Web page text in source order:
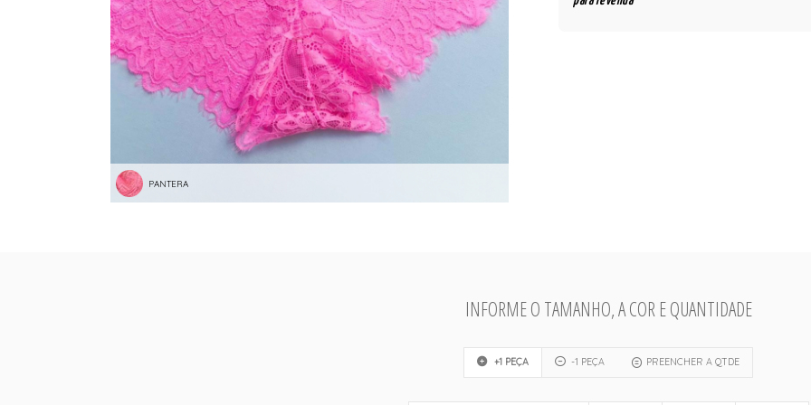
PANTERA
INFORME O TAMANHO, A COR E QUANTIDADE
+1 PEÇA -1 PEÇA PREENCHER A QTDE